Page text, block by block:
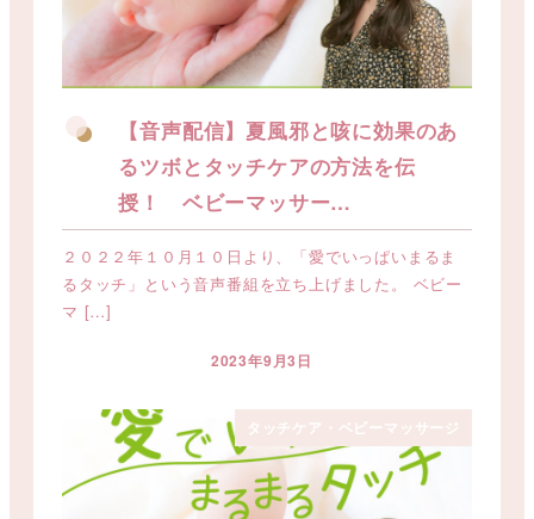
【音声配信】夏風邪と咳に効果のあ
るツボとタッチケアの方法を伝
授！ ベビーマッサー…
２０２２年１０月１０日より、「愛でいっぱいまるま
るタッチ」という音声番組を立ち上げました。 ベビー
マ […]
投稿日
2023年9月3日
タッチケア・ベビーマッサージ